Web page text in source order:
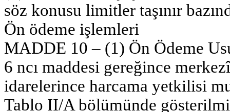
söz konusu limitler taşınır
Ön ödeme işlemleri
MADDE 10 – (1) Ön Ödeme
6 ncı maddesi gereğince
idarelerince harcama yetkilisi
Tablo II/A bölümünde